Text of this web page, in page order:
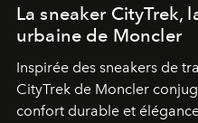
La sneaker CityTrek,
urbaine de Moncler
Inspirée des sneakers de
CityTrek de Moncler
confort durable et